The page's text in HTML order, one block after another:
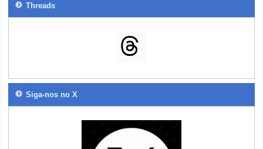
Threads
Siga-nos no X